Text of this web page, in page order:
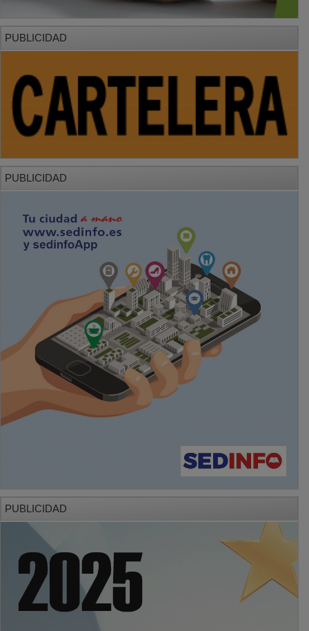
PUBLICIDAD
PUBLICIDAD
PUBLICIDAD